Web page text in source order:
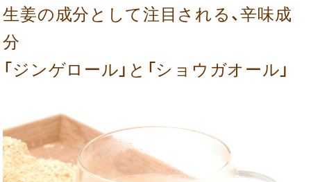
生姜の成分として注目される、辛味成
分
「ジンゲロール」と「ショウガオール」